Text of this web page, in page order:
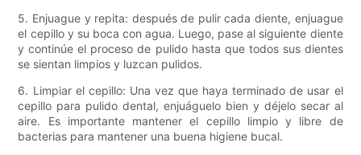
5. Enjuague y repita: después de pulir cada diente, enjuague
el cepillo y su boca con agua. Luego, pase al siguiente diente
y continúe el proceso de pulido hasta que todos sus dientes
se sientan limpios y luzcan pulidos.
6. Limpiar el cepillo: Una vez que haya terminado de usar el
cepillo para pulido dental, enjuáguelo bien y déjelo secar al
aire. Es importante mantener el cepillo limpio y libre de
bacterias para mantener una buena higiene bucal.